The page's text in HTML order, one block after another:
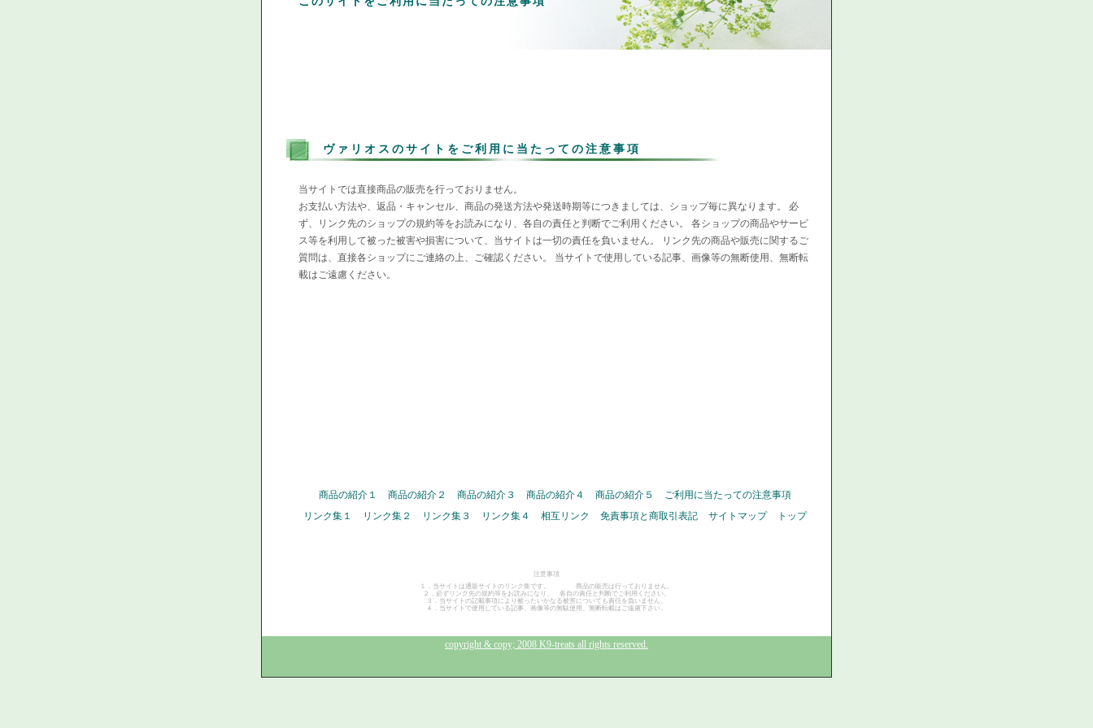
ヴァリオスのサイトをご利用に当たっての注意事項
当サイトでは直接商品の販売を行っておりません。
お支払い方法や、返品・キャンセル、商品の発送方法や発送時期等につきましては、ショップ毎に異なります。 必
ず、リンク先のショップの規約等をお読みになり、各自の責任と判断でご利用ください。 各ショップの商品やサービ
ス等を利用して被った被害や損害について、当サイトは一切の責任を負いません。 リンク先の商品や販売に関するご
質問は、直接各ショップにご連絡の上、ご確認ください。 当サイトで使用している記事、画像等の無断使用、無断転
載はご遠慮ください。
商品の紹介１ 商品の紹介２ 商品の紹介３ 商品の紹介４ 商品の紹介５
ご利用に当たっての注意事項
リンク集１
リンク集２ リンク集３ リンク集４ 相互リンク 免責事項と商取引表記 サイトマップ トップ
注意事項
１．当サイトは通販サイトのリンク集です。 商品の販売は行っておりません。
２．必ずリンク先の規約等をお読みになり、 各自の責任と判断でご利用ください。
３．当サイトの記載事項により被ったいかなる被害についても責任を負いません。
４．当サイトで使用している記事、画像等の無駄使用、無断転載はご遠慮下さい。
copyright & copy; 2008 K9-treats all rights reserved.